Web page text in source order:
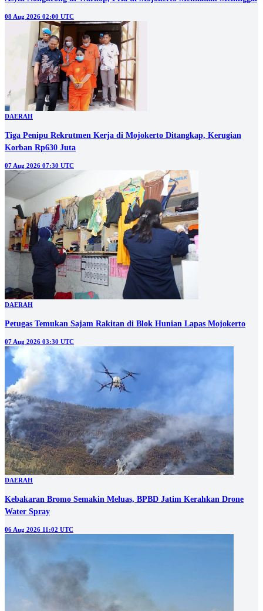
08 Aug 2026 02:00 UTC
DAERAH
Tiga Penipu Rekrutmen Kerja di Mojokerto Ditangkap, Kerugian
Korban Rp630 Juta
07 Aug 2026 07:30 UTC
DAERAH
Petugas Temukan Sajam Rakitan di Blok Hunian Lapas Mojokerto
07 Aug 2026 03:30 UTC
DAERAH
Kebakaran Bromo Semakin Meluas, BPBD Jatim Kerahkan Drone
Water Spray
06 Aug 2026 11:02 UTC